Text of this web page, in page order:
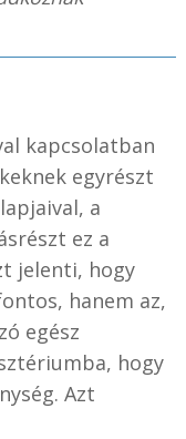
kapcsolatban
egyrészt
a
ez a
jelenti, hogy
hanem az,
egész
hogy
Azt